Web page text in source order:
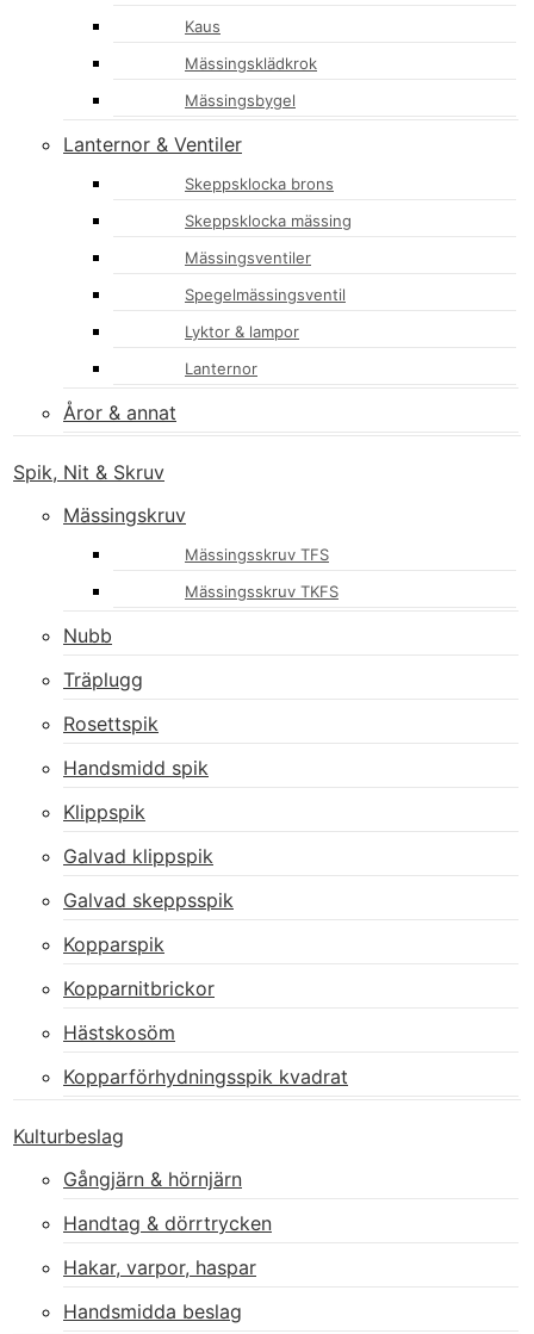
Kaus
Mässingsklädkrok
Mässingsbygel
Lanternor & Ventiler
Skeppsklocka brons
Skeppsklocka mässing
Mässingsventiler
Spegelmässingsventil
Lyktor & lampor
Lanternor
Åror & annat
Spik, Nit & Skruv
Mässingskruv
Mässingsskruv TFS
Mässingsskruv TKFS
Nubb
Träplugg
Rosettspik
Handsmidd spik
Klippspik
Galvad klippspik
Galvad skeppsspik
Kopparspik
Kopparnitbrickor
Hästskosöm
Kopparförhydningsspik kvadrat
Kulturbeslag
Gångjärn & hörnjärn
Handtag & dörrtrycken
Hakar, varpor, haspar
Handsmidda beslag